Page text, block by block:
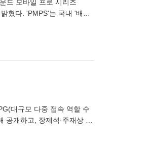
드 모바일 프로 시리즈
혔다. 'PMPS'는 국내 '배틀
대규모 다중 접속 역할 수
개하고, 장제석·주재상 게